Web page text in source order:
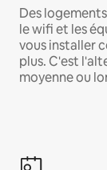
Des
le wifi et les
vous installer
plus. C'est
moyenne ou